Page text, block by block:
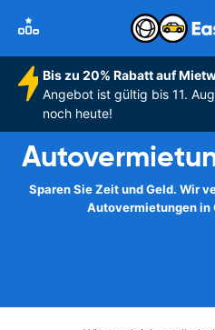
Bis zu 20% Rabatt auf
Angebot ist gültig bis 11.
noch heute!
Sparen Sie Zeit und Geld. Wir
Autovermietungen in